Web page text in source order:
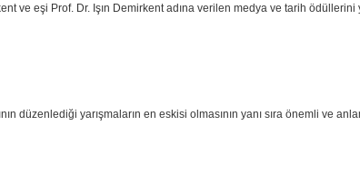
ve eşi Prof. Dr. Işın Demirkent adına verilen medya ve tarih ödüllerini
düzenlediği yarışmaların en eskisi olmasının yanı sıra önemli ve